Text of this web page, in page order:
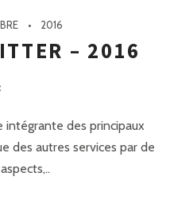
2016
– 2016
des principaux
des autres services par de